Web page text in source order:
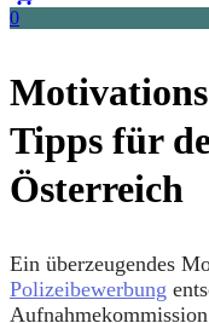
0
Tipps für
Österreich
Ein überzeugendes
Polizeibewerbung